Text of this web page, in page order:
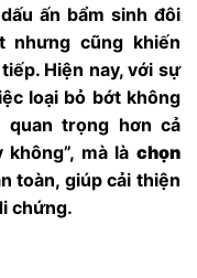
ấn bẩm sinh đôi
nhưng cũng khiến
Hiện nay, với sự
loại bỏ bớt không
quan trọng hơn cả
mà là chọn
toàn, giúp cải thiện
chứng.